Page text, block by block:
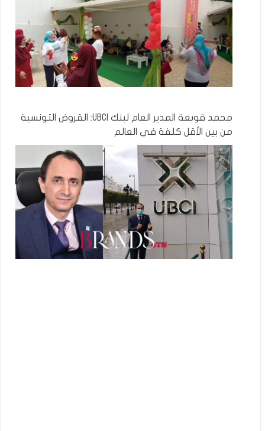
محمد قوبعة المدير العام لبنك UBCI: القروض التونسية
من بين الأقل كلفة في العالم